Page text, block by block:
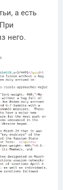
а есть
него.